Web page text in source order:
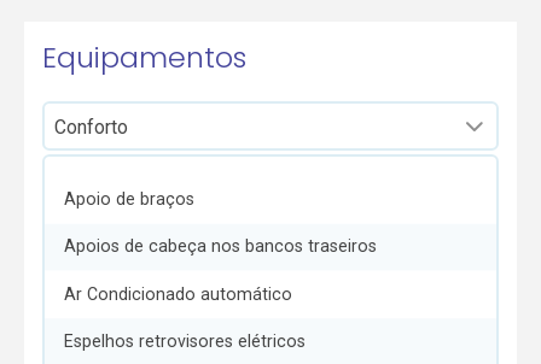
Equipamentos
Apoio de braços
Apoios de cabeça nos bancos traseiros
Ar Condicionado automático
Espelhos retrovisores elétricos